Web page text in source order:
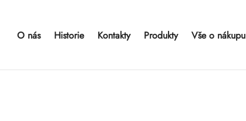
O nás Historie Kontakty Produkty Vše o nákupu